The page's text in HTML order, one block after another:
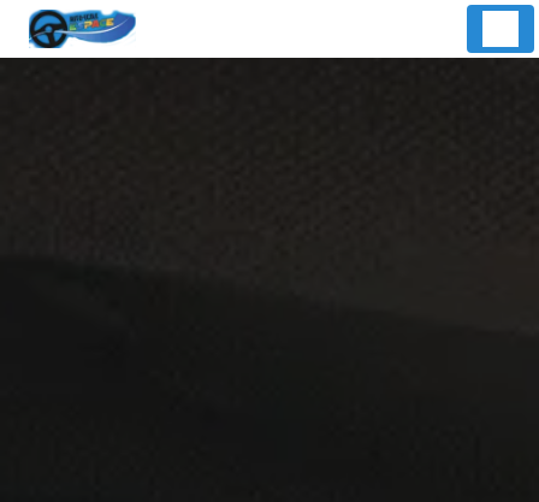
Panneau de gestion des cookies